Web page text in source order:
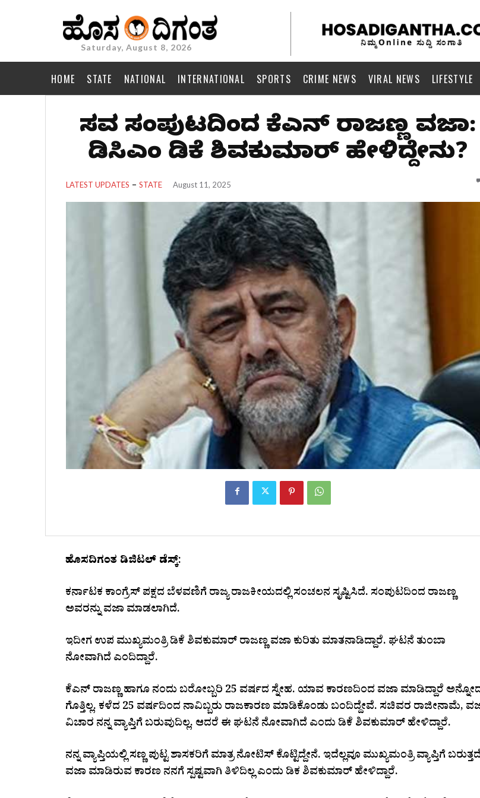
Saturday, August 8, 2026
HOME STATE NATIONAL INTERNATIONAL SPORTS CRIME NEWS VIRAL NEWS LIFESTYLE
ಸಚಿವ ಸಂಪುಟದಿಂದ ಕೆಎನ್ ರಾಜಣ್ಣ ವಜಾ:
ಡಿಸಿಎಂ ಡಿಕೆ ಶಿವಕುಮಾರ್ ಹೇಳಿದ್ದೇನು?
LATEST UPDATES STATE August 11, 2025
ಹೊಸದಿಗಂತ ಡಿಜಿಟಲ್ ಡೆಸ್ಕ್:
ಕರ್ನಾಟಕ ಕಾಂಗ್ರೆಸ್ ಪಕ್ಷದ ಬೆಳವಣಿಗೆ ರಾಜ್ಯ ರಾಜಕೀಯದಲ್ಲಿ ಸಂಚಲನ ಸೃಷ್ಟಿಸಿದೆ. ಸಂಪುಟದಿಂದ ರಾಜಣ್ಣ
ಅವರನ್ನು ವಜಾ ಮಾಡಲಾಗಿದೆ.
ಇದೀಗ ಉಪ ಮುಖ್ಯಮಂತ್ರಿ ಡಿಕೆ ಶಿವಕುಮಾರ್ ರಾಜಣ್ಣ ವಜಾ ಕುರಿತು ಮಾತನಾಡಿದ್ದಾರೆ. ಘಟನೆ ತುಂಬಾ
ನೋವಾಗಿದೆ ಎಂದಿದ್ದಾರೆ.
ಕೆಎನ್ ರಾಜಣ್ಣ ಹಾಗೂ ನಂದು ಬರೋಬ್ಬರಿ 25 ವರ್ಷದ ಸ್ನೇಹ. ಯಾವ ಕಾರಣದಿಂದ ವಜಾ ಮಾಡಿದ್ದಾರೆ
ಗೊತ್ತಿಲ್ಲ. ಕಳೆದ 25 ವರ್ಷದಿಂದ ನಾವಿಬ್ಬರು ರಾಜಕಾರಣ ಮಾಡಿಕೊಂಡು ಬಂದಿದ್ದೇವೆ. ಸಚಿವರ ರಾಜೀನಾಮೆ,
ವಿಚಾರ ನನ್ನ ವ್ಯಾಪ್ತಿಗೆ ಬರುವುದಿಲ್ಲ. ಆದರೆ ಈ ಘಟನೆ ನೋವಾಗಿದೆ ಎಂದು ಡಿಕೆ ಶಿವಕುಮಾರ್ ಹೇಳಿದ್ದಾರೆ.
ನನ್ನ ವ್ಯಾಪ್ತಿಯಲ್ಲಿ ಸಣ್ಣ ಪುಟ್ಟ ಶಾಸಕರಿಗೆ ಮಾತ್ರ ನೋಟಿಸ್ ಕೊಟ್ಟಿದ್ದೇನೆ. ಇದೆಲ್ಲವೂ ಮುಖ್ಯಮಂತ್ರಿ ವ್ಯಾಪ್ತಿಗೆ
ವಜಾ ಮಾಡಿರುವ ಕಾರಣ ನನಗೆ ಸ್ಪಷ್ಟವಾಗಿ ತಿಳಿದಿಲ್ಲ ಎಂದು ಡಿಕ ಶಿವಕುಮಾರ್ ಹೇಳಿದ್ದಾರೆ.